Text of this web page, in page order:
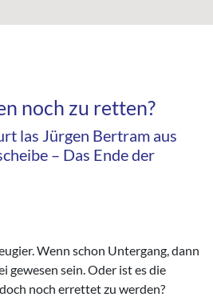
noch zu retten?
las Jürgen Bertram aus
– Das Ende der
Wenn schon Untergang, dann
gewesen sein. Oder ist es die
noch errettet zu werden?